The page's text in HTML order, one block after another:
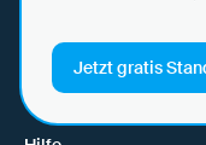
AnfahrtJetzt gratis